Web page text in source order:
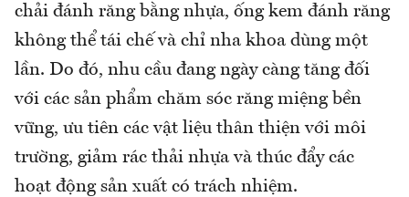
chải đánh răng bằng nhựa, ống kem đánh răng
không thể tái chế và chỉ nha khoa dùng một
lần. Do đó, nhu cầu đang ngày càng tăng đối
với các sản phẩm chăm sóc răng miệng bền
vững, ưu tiên các vật liệu thân thiện với môi
trường, giảm rác thải nhựa và thúc đẩy các
hoạt động sản xuất có trách nhiệm.